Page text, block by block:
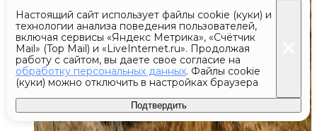
Настоящий сайт использует файлы cookie (куки) и
технологии анализа поведения пользователей,
включая сервисы «Яндекс Метрика», «Счётчик
Mail» (Top Mail) и «LiveInternet.ru». Продолжая
работу с сайтом, вы даете свое согласие на
обработку персональных данных. Файлы cookie
(куки) можно отключить в настройках браузера
Подтвердить